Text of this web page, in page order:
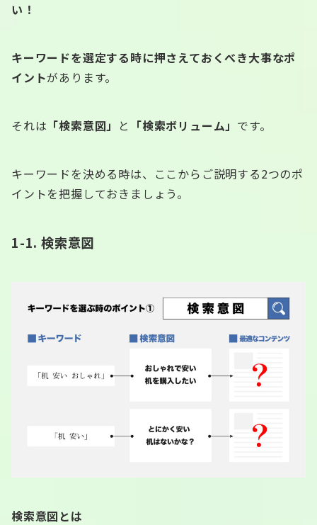
い！
キーワードを選定する時に押さえておくべき大事なポ
イントがあります。
それは 「検索意図」 と 「検索ボリューム」 です。
キーワードを決める時は、ここからご説明する2つのポ
イントを把握しておきましょう。
1-1. 検索意図
検索意図とは